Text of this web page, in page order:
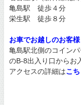
亀島駅 徒歩４分
栄生駅 徒歩８分
お車でお越しのお客様
亀島駅北側のコイン
のB-8出入り口からお
アクセスの詳細は こ